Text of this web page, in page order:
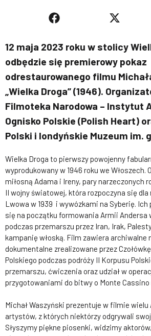
12 maja 2023 roku w stolicy
odbędzie się premierowy pokaz
odrestaurowanego filmu
„Wielka Droga” (1946).
Filmoteka Narodowa – Instytut
Ognisko Polskie (Polish Heart)
Polski i londyńskie Muzeum im.
Wielka Droga to pierwszy powojenny
wyprodukowany w 1946 roku we Włoszech.
miłosną Adama i Ireny, pary narzeczonych
II wojny światowej, która rozpoczyna się
Lwowa w 1939 i wywózkami na Syberię. Ich
się na początku formowania Armii Andersa
podczas przemarszu przez Iran, Irak,
kampanię włoską. Film zawiera archiwalne
dokumentalne zrealizowane przez
Polskiego podczas podróży II Korpusu
przemarszu, ćwiczenia oraz udział w
przygotowaniami do bitwy o Monte Cassino
Michał Waszyński prezentuje w filmie
artystów, z których niektórzy odgrywali
Słyszymy piękne piosenki, widzimy